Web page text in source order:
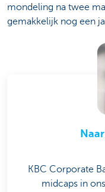
mondeling na twee
gemakkelijk nog een
KBC Corporate
midcaps in